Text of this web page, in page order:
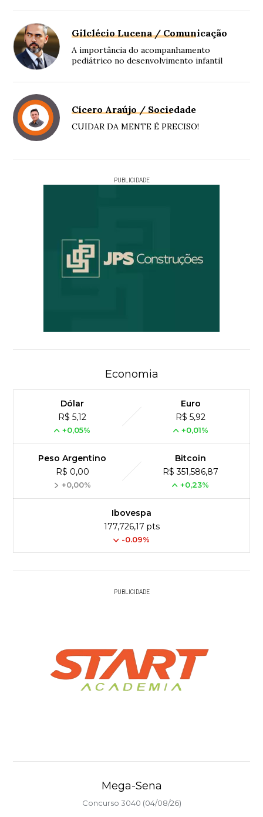
Gilclécio Lucena / Comunicação
A importância do acompanhamento
pediátrico no desenvolvimento infantil
Cícero Araújo / Sociedade
CUIDAR DA MENTE É PRECISO!
PUBLICIDADE
Economia
Dólar
R$ 5,12
+0,05%
Euro
R$ 5,92
+0,01%
Peso Argentino
R$ 0,00
+0,00%
Bitcoin
R$ 351,586,87
+0,23%
Ibovespa
177,726,17 pts
-0.09%
PUBLICIDADE
Mega-Sena
Concurso 3040 (04/08/26)